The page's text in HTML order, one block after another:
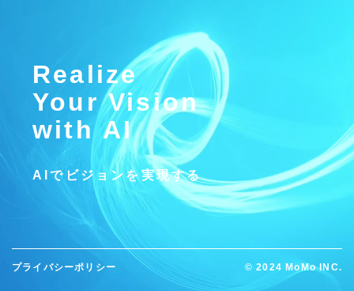
Realize
Your Vision
with AI
AIでビジョンを実現する
プライバシーポリシー © 2024 MoMo INC.